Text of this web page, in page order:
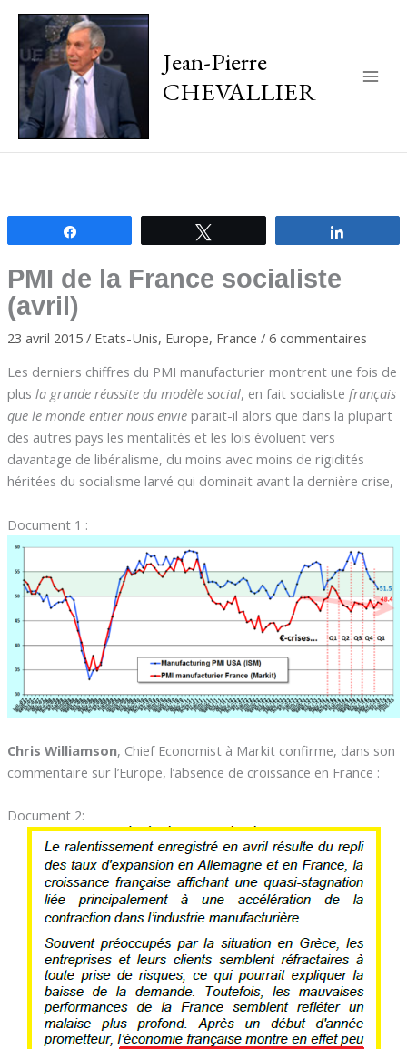
Jean-Pierre
CHEVALLIER
PMI de la France socialiste
(avril)
23 avril 2015 / Etats-Unis, Europe, France / 6 commentaires
Les derniers chiffres du PMI manufacturier montrent une fois de
plus la grande réussite du modèle social, en fait socialiste français
que le monde entier nous envie parait-il alors que dans la plupart
des autres pays les mentalités et les lois évoluent vers
davantage de libéralisme, du moins avec moins de rigidités
héritées du socialisme larvé qui dominait avant la dernière crise,
Document 1 :
Chris Williamson, Chief Economist à Markit confirme, dans son
commentaire sur l’Europe, l’absence de croissance en France :
Document 2: